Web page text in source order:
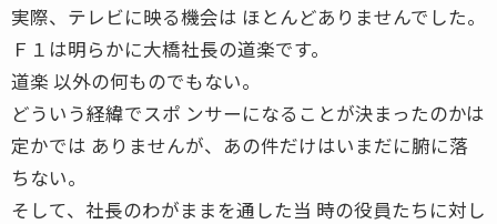
実際、テレビに映る機会は ほとんどありませんでした。
Ｆ１は明らかに大橋社長の道楽です。
道楽 以外の何ものでもない。
どういう経緯でスポ ンサーになることが決まったのかは
定かでは ありませんが、あの件だけはいまだに腑に落
ちない。
そして、社長のわがままを通した当 時の役員たちに対し